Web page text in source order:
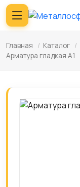
Главная / Каталог /
Арматура гладкая А1